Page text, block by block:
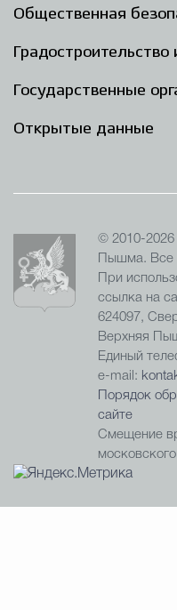
Общественная
Государственные
Открытые данные
© 2010-2026
Пышма. Все
При
ссылка на
624097,
Верхняя
Единый
e-mail:
Порядок
сайте
Смещение